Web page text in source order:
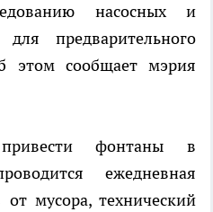
насосных и
предварительного
этом сообщает мэрия
фонтаны в
ежедневная
мусора, технический